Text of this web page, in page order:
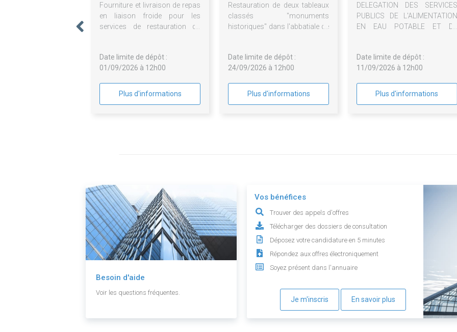
Fourniture et livraison de repas
en liaison froide pour les
services de restauration du
Date limite de dépôt :
01/09/2026 à 12h00
Plus d'informations
Restauration de deux tableaux
classés "monuments
historiques" dans l'abbatiale de
Date limite de dépôt :
24/09/2026 à 12h00
Plus d'informations
DELEGATION DES SERVICES
PUBLICS DE L'ALIMENTATION
EN EAU POTABLE ET DE
Date limite de dépôt :
11/09/2026 à 12h00
Plus d'informations
Besoin d'aide
Voir les questions fréquentes.
Vos bénéfices
Trouver des appels d'offres
Télécharger des dossiers de consultation
Déposez votre candidature en 5 minutes
Répondez aux offres électroniquement
Soyez présent dans l'annuaire
Je m'inscris En savoir plus